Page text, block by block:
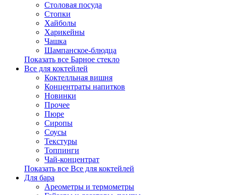
Столовая посуда
Стопки
Хайболы
Харикейны
Чашка
Шампанское-блюдца
Показать все Барное стекло
Все для коктейлей
Коктелльная вишня
Концентраты напитков
Новинки
Прочее
Пюре
Сиропы
Соусы
Текстуры
Топпинги
Чай-концентрат
Показать все Все для коктейлей
Для бара
Ареометры и термометры